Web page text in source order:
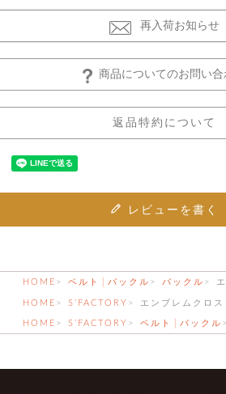
再入荷お知らせ
商品についてのお問い合
返品特約について
レビューを書く
HOME ベルト│バックル バックル
HOME S’FACTORY エンブレムクロ
HOME S’FACTORY ベルト│バックル